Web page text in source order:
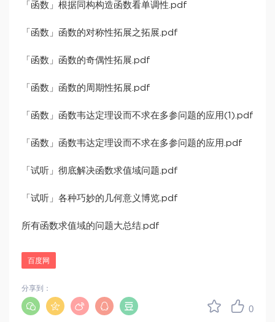
「函数」根据同构构造函数看单调性.pdf
「函数」函数的对称性拓展之拓展.pdf
「函数」函数的奇偶性拓展.pdf
「函数」函数的周期性拓展.pdf
「函数」函数韦达定理设而不求在多参问题的应用(1).pdf
「函数」函数韦达定理设而不求在多参问题的应用.pdf
「试听」彻底解决函数求值域问题.pdf
「试听」各种巧妙的几何意义博览.pdf
所有函数求值域的问题大总结.pdf
百度网
0
分享到：